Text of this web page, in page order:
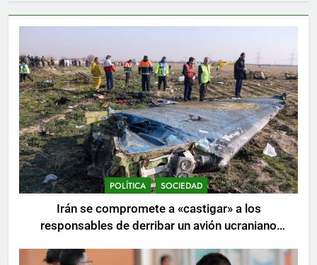
POLÍTICA SOCIEDAD
Irán se compromete a «castigar» a los
responsables de derribar un avión ucraniano